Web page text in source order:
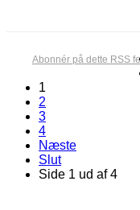
Abonnér på dette RSS
1
2
3
4
Næste
Slut
Side 1 ud af 4